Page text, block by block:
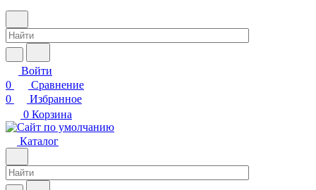
Войти
0
Сравнение
0
Избранное
0 Корзина
Каталог